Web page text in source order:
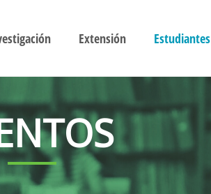
Extensión Estudiantes